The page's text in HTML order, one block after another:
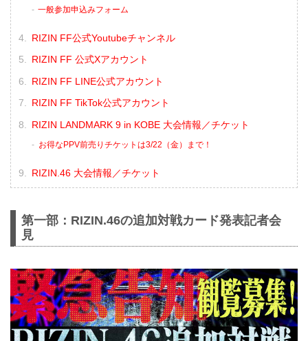
一般参加申込みフォーム
RIZIN FF公式Youtubeチャンネル
RIZIN FF 公式Xアカウント
RIZIN FF LINE公式アカウント
RIZIN FF TikTok公式アカウント
RIZIN LANDMARK 9 in KOBE 大会情報／チケット
お得なPPV前売りチケットは3/22（金）まで！
RIZIN.46 大会情報／チケット
第一部：RIZIN.46の追加対戦カード発表記者会
見